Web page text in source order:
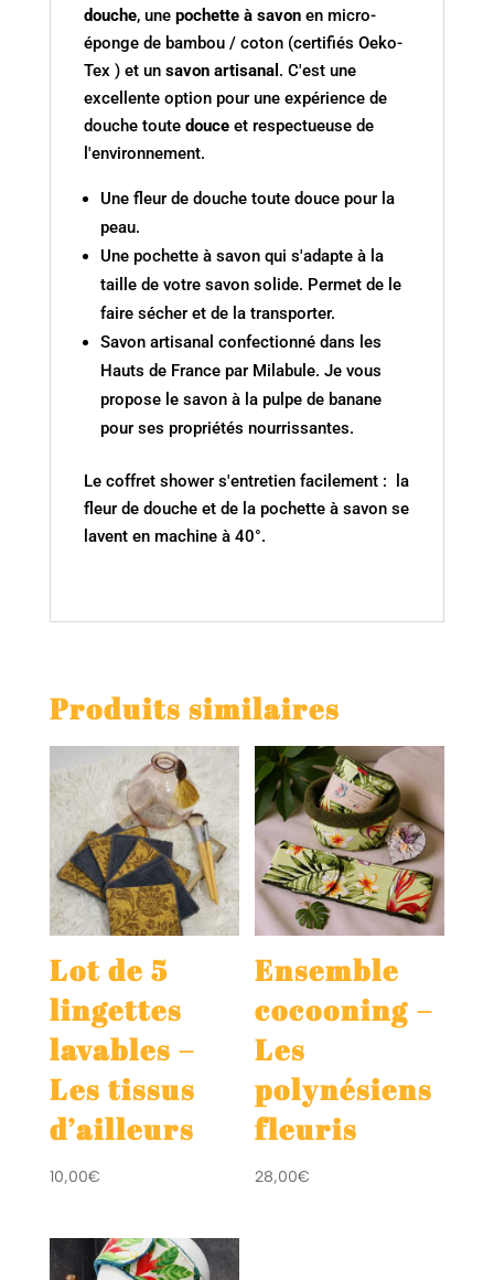
douche, unepochette à savonen micro-
éponge de bambou / coton (certifiés Oeko-
Tex ) et unsavon artisanal . C'est une
excellente option pour une expérience de
douche toute douceet respectueuse de
l'environnement.
Une fleur de douche toute douce pour la
peau.
Une pochette à savon qui s'adapte à la
taille de votre savon solide. Permet de le
faire sécher et de la transporter.
Savon artisanal confectionné dans les
Hauts de France par Milabule. Je vous
propose le savon à la pulpe de banane
pour ses propriétés nourrissantes.
Le coffret shower s'entretien facilement : la
fleur de douche et de la pochette à savon se
lavent en machine à 40°.
Produits similaires
Lot de 5
lingettes
lavables –
Les tissus
d’ailleurs
10,00€
Ensemble
cocooning –
Les
polynésiens
fleuris
28,00€